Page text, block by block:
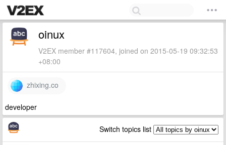
oinux
V2EX member #117604, joined on 2015-05-19 09:32:53
+08:00
zhixing.co
developer
Switch topics list